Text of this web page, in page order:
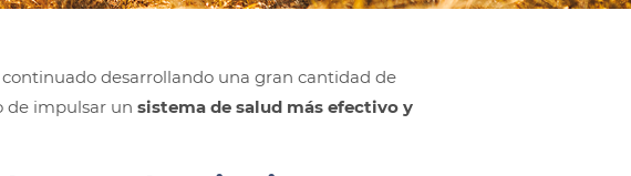
desarrollando una gran cantidad de
de impulsar un sistema de salud más efectivo y